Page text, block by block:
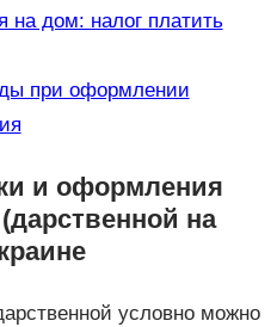
на дом: налог платить
при оформлении
и оформления
на
условно можно